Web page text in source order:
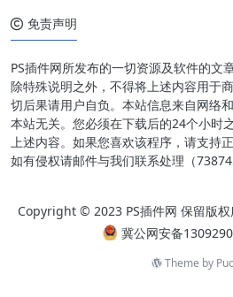
免责声明
PS插件网所发布的一切资源及软件的文
除特殊说明之外，不得将上述内容用于
切后果请用户自负。本站信息来自网络
本站无关。您必须在下载后的24个小时
上述内容。如果您喜欢该程序，请支持
如有侵权请邮件与我们联系处理（
Copyright © 2023 PS插件网 保留版权
冀公网安备
Theme by